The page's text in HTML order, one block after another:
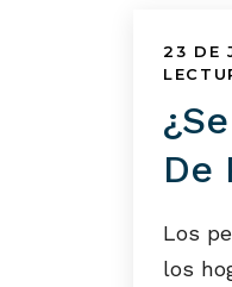
23 DE
De
Los
los